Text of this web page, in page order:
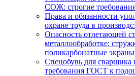
СОЖ: строгие
Права и обязанности
охране труда в
Опасность отлетающей
металлообработке:
поликарбонатные экраны
Спецобувь для сварщика
требования ГОСТ к